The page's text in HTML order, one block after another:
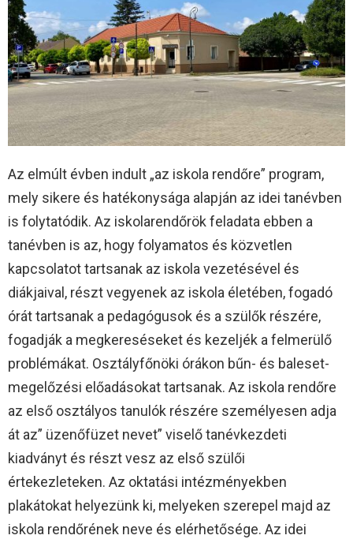
Az elmúlt évben indult „az iskola rendőre” program,
mely sikere és hatékonysága alapján az idei tanévben
is folytatódik. Az iskolarendőrök feladata ebben a
tanévben is az, hogy folyamatos és közvetlen
kapcsolatot tartsanak az iskola vezetésével és
diákjaival, részt vegyenek az iskola életében, fogadó
órát tartsanak a pedagógusok és a szülők részére,
fogadják a megkereséseket és kezeljék a felmerülő
problémákat. Osztályfőnöki órákon bűn- és baleset-
megelőzési előadásokat tartsanak. Az iskola rendőre
az első osztályos tanulók részére személyesen adja
át az” üzenőfüzet nevet” viselő tanévkezdeti
kiadványt és részt vesz az első szülői
értekezleteken. Az oktatási intézményekben
plakátokat helyezünk ki, melyeken szerepel majd az
iskola rendőrének neve és elérhetősége. Az idei